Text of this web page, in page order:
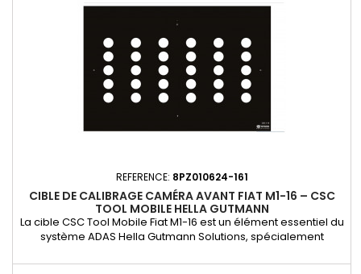
REFERENCE: 8PZ010624-161
CIBLE DE CALIBRAGE CAMÉRA AVANT FIAT M1-16 – CSC
TOOL MOBILE HELLA GUTMANN
La cible CSC Tool Mobile Fiat M1-16 est un élément essentiel du
système ADAS Hella Gutmann Solutions, spécialement
avec le CSC Tool Mobile (réf. 8PD 010 624-001), elle assure un